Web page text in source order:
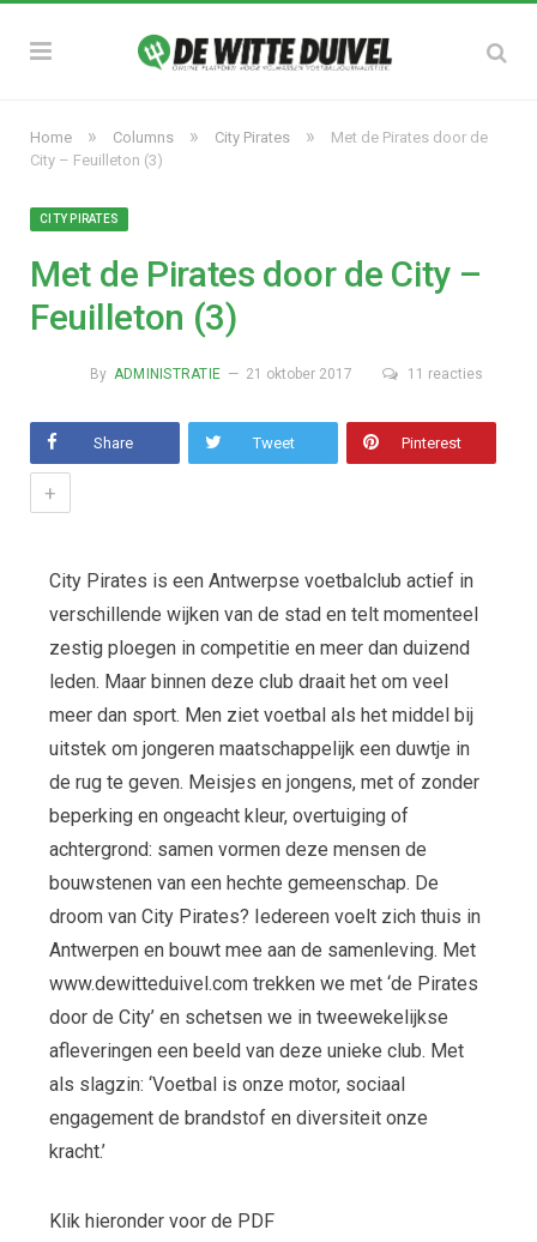
Home » Columns » City Pirates »
Met de Pirates door de
City – Feuilleton (3)
CITY PIRATES
Met de Pirates door de City –
Feuilleton (3)
By ADMINISTRATIE 21 oktober 2017 11 reacties
Share Tweet Pinterest
+
City Pirates is een Antwerpse voetbalclub actief in
verschillende wijken van de stad en telt momenteel
zestig ploegen in competitie en meer dan duizend
leden. Maar binnen deze club draait het om veel
meer dan sport. Men ziet voetbal als het middel bij
uitstek om jongeren maatschappelijk een duwtje in
de rug te geven. Meisjes en jongens, met of zonder
beperking en ongeacht kleur, overtuiging of
achtergrond: samen vormen deze mensen de
bouwstenen van een hechte gemeenschap. De
droom van City Pirates? Iedereen voelt zich thuis in
Antwerpen en bouwt mee aan de samenleving. Met
www.dewitteduivel.com trekken we met ‘de Pirates
door de City’ en schetsen we in tweewekelijkse
afleveringen een beeld van deze unieke club. Met
als slagzin: ‘Voetbal is onze motor, sociaal
engagement de brandstof en diversiteit onze
kracht.’
Klik hieronder voor de PDF